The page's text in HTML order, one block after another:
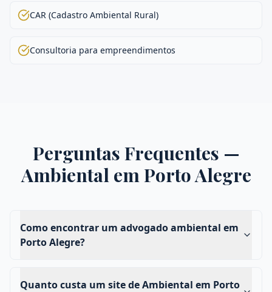
CAR (Cadastro Ambiental Rural)
Consultoria para empreendimentos
Perguntas Frequentes —
AmbientalemPorto Alegre
Como encontrar um advogado ambiental em
Porto Alegre?
Quanto custa um site de Ambiental em Porto